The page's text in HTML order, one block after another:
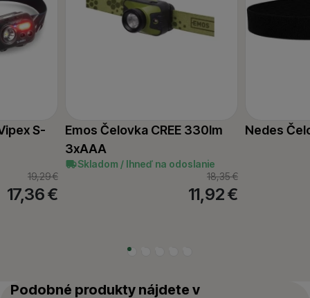
Emos Čelovka CREE 330lm
3xAAA
Skladom / Ihneď na odoslanie
18,35€
11,92€
Nedes
S-
19,29€
17,36€
Podobné produkty nájdete v